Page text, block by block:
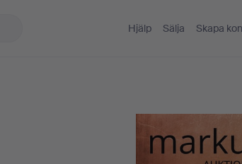
Hjälp Sälja Skapa